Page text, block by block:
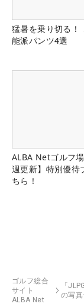
猛暑を乗り切る！
能派パンツ4選
ALBA Netゴルフ
週更新】特別優待
ちら！
ゴルフ総合
サイト
ALBA Net
「
の写真